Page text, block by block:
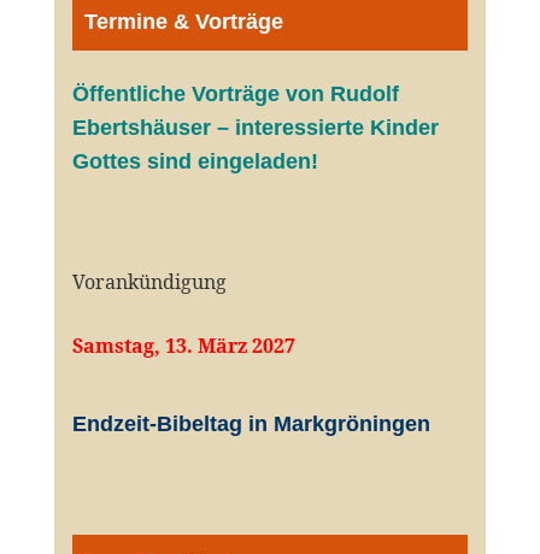
Termine & Vorträge
Öffentliche Vorträge von Rudolf
Ebertshäuser – interessierte Kinder
Gottes sind eingeladen!
Vorankündigung
Samstag, 13. März 2027
Endzeit-Bibeltag in Markgröningen